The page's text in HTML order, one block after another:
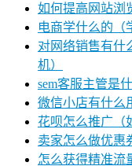
如何提高网站浏
电商学什么的（
对网络销售有什
机）
sem客服主管是
微信小店有什么
花呗怎么推广（
卖家怎么做优惠
怎么获得精准流